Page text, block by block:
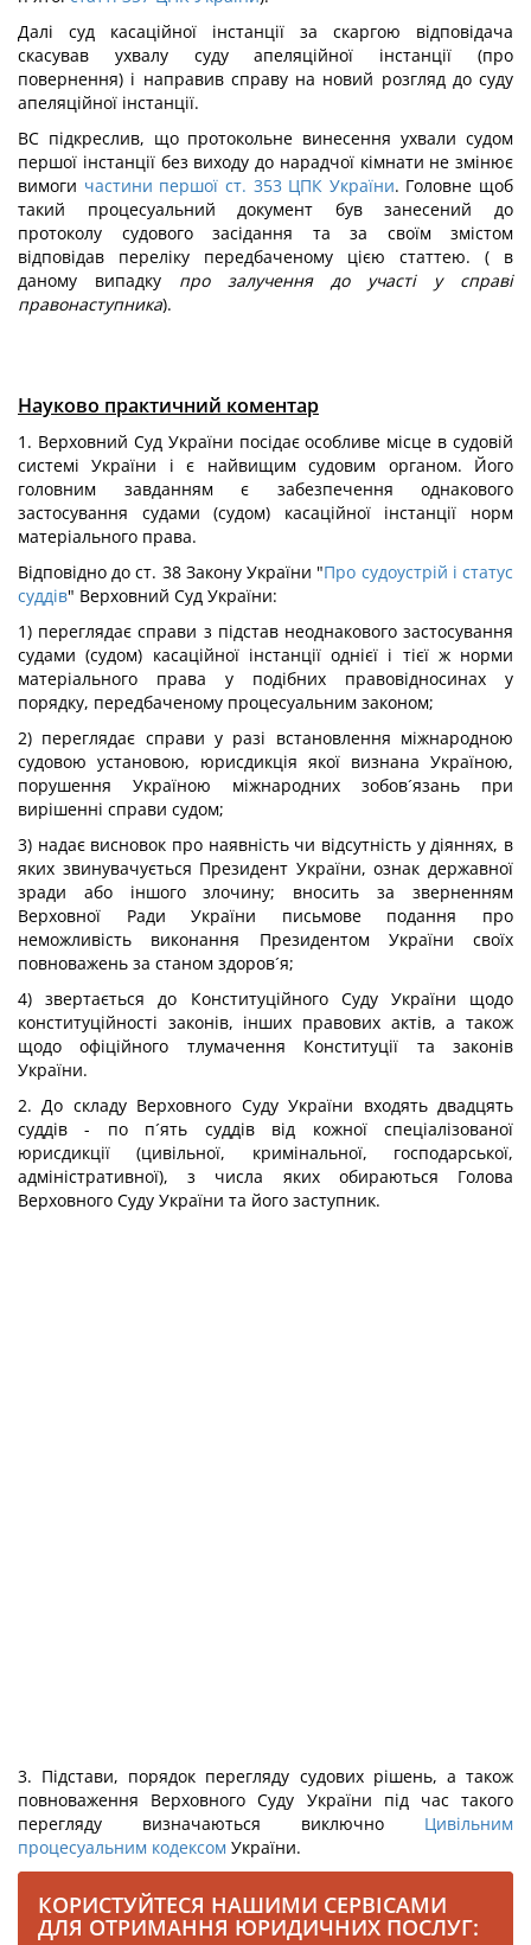
Далі суд касаційної інстанції за скаргою відповідача
скасував ухвалу суду апеляційної інстанції (про
повернення) і направив справу на новий розгляд до суду
апеляційної інстанції.
ВС підкреслив, що протокольне винесення ухвали судом
першої інстанції без виходу до нарадчої кімнати не змінює
вимоги частини першої ст. 353 ЦПК України. Головне щоб
такий процесуальний документ був занесений до
протоколу судового засідання та за своїм змістом
відповідав переліку передбаченому цією статтею. ( в
даному випадку про залучення до участі у справі
правонаступника).
Науково практичний коментар
1. Верховний Суд України посідає особливе місце в судовій
системі України і є найвищим судовим органом. Його
головним завданням є забезпечення однакового
застосування судами (судом) касаційної інстанції норм
матеріального права.
Відповідно до ст. 38 Закону України "Про судоустрій і статус
суддів" Верховний Суд України:
1) переглядає справи з підстав неоднакового застосування
судами (судом) касаційної інстанції однієї і тієї ж норми
матеріального права у подібних правовідносинах у
порядку, передбаченому процесуальним законом;
2) переглядає справи у разі встановлення міжнародною
судовою установою, юрисдикція якої визнана Україною,
порушення Україною міжнародних зобов´язань при
вирішенні справи судом;
3) надає висновок про наявність чи відсутність у діяннях, в
яких звинувачується Президент України, ознак державної
зради або іншого злочину; вносить за зверненням
Верховної Ради України письмове подання про
неможливість виконання Президентом України своїх
повноважень за станом здоров´я;
4) звертається до Конституційного Суду України щодо
конституційності законів, інших правових актів, а також
щодо офіційного тлумачення Конституції та законів
України.
2. До складу Верховного Суду України входять двадцять
суддів - по п´ять суддів від кожної спеціалізованої
юрисдикції (цивільної, кримінальної, господарської,
адміністративної), з числа яких обираються Голова
Верховного Суду України та його заступник.
3. Підстави, порядок перегляду судових рішень, а також
повноваження Верховного Суду України під час такого
перегляду визначаються виключно Цивільним
процесуальним кодексом України.
КОРИСТУЙТЕСЯ НАШИМИ СЕРВІСАМИ
ДЛЯ ОТРИМАННЯ ЮРИДИЧНИХ ПОСЛУГ: